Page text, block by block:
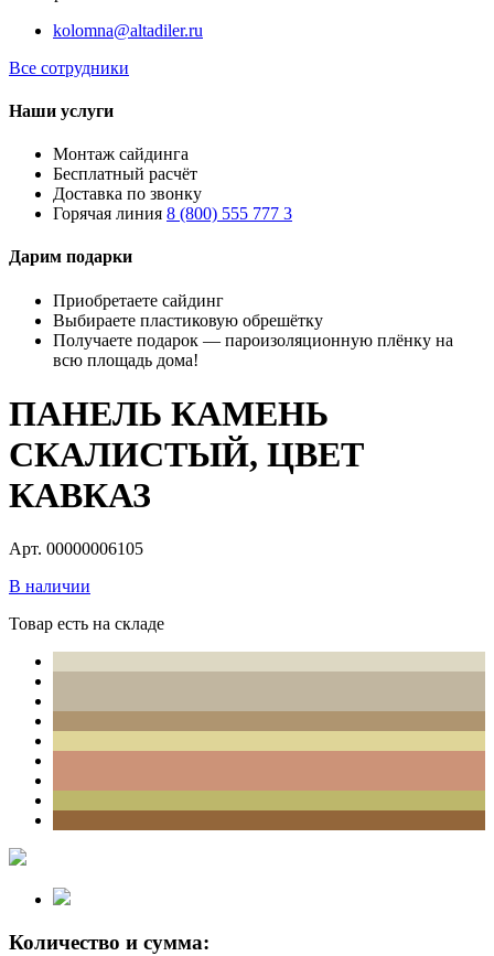
kolomna@altadiler.ru
Все сотрудники
Наши услуги
Монтаж сайдинга
Бесплатный расчёт
Доставка по звонку
Горячая линия 8 (800) 555 777 3
Дарим подарки
Приобретаете сайдинг
Выбираете пластиковую обрешётку
Получаете подарок — пароизоляционную плёнку на
всю площадь дома!
ПАНЕЛЬ КАМЕНЬ
СКАЛИСТЫЙ, ЦВЕТ
КАВКАЗ
Арт. 00000006105
В наличии
Товар есть на складе
Количество и сумма: